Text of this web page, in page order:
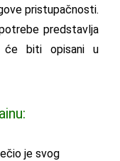
pristupačnosti.
predstavlja
će biti opisani u
je svog